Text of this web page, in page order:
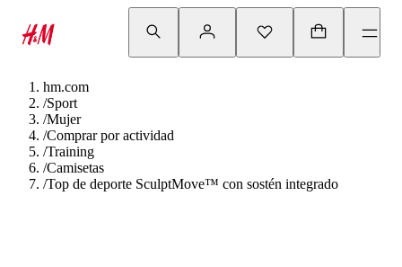
hm.com
/Sport
/Mujer
/Comprar por actividad
/Training
/Camisetas
/Top de deporte SculptMove™ con sostén integrado